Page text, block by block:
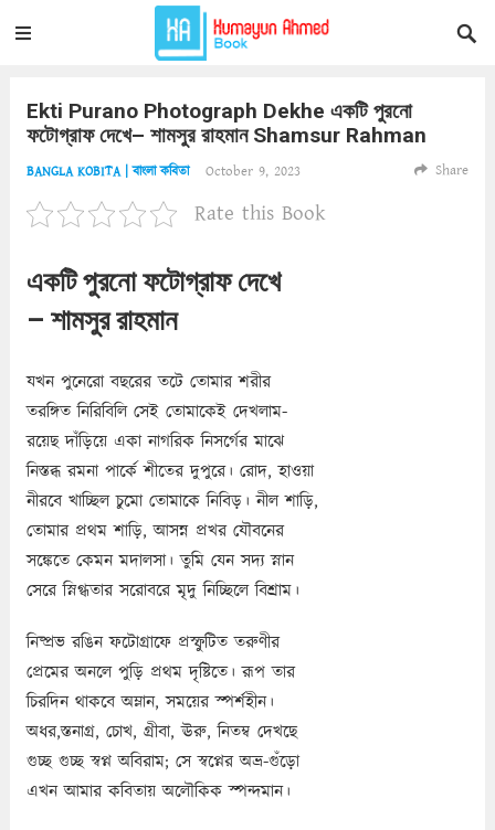
Ekti Purano Photograph Dekhe একটি পুরনো
ফটোগ্রাফ দেখে– শামসুর রাহমান Shamsur Rahman
BANGLA KOBITA | বাংলা কবিতা October 9, 2023 Share
Rate this Book
একটি পুরনো ফটোগ্রাফ দেখে
– শামসুর রাহমান
যখন পুনেরো বছরের তটে তোমার শরীর
তরঙ্গিত নিরিবিলি সেই তোমাকেই দেখলাম-
রয়েছ দাঁড়িয়ে একা নাগরিক নিসর্গের মাঝে
নিস্তব্ধ রমনা পার্কে শীতের দুপুরে। রোদ, হাওয়া
নীরবে খাচ্ছিল চুমো তোমাকে নিবিড়। নীল শাড়ি,
তোমার প্রথম শাড়ি, আসন্ন প্রখর যৌবনের
সঙ্কেতে কেমন মদালসা। তুমি যেন সদ্য স্নান
সেরে স্নিগ্ধতার সরোবরে মৃদু নিচ্ছিলে বিশ্রাম।
নিষ্প্রভ রঙিন ফটোগ্রাফে প্রস্ফুটিত তরুণীর
প্রেমের অনলে পুড়ি প্রথম দৃষ্টিতে। রূপ তার
চিরদিন থাকবে অম্লান, সময়ের স্পর্শহীন।
অধর,স্তনাগ্র, চোখ, গ্রীবা, ঊরু, নিতম্ব দেখছে
গুচ্ছ গুচ্ছ স্বপ্ন অবিরাম; সে স্বপ্নের অভ্র-গুঁড়ো
এখন আমার কবিতায় অলৌকিক স্পন্দমান।